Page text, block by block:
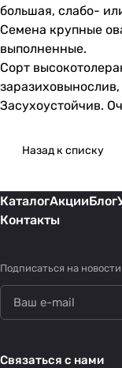
большая, слабо-
Семена крупные
выполненные.
Сорт
Засухоустойчив.
Назад к списку
КаталогАкцииБлог
Контакты
Подписаться на
Связаться с нами